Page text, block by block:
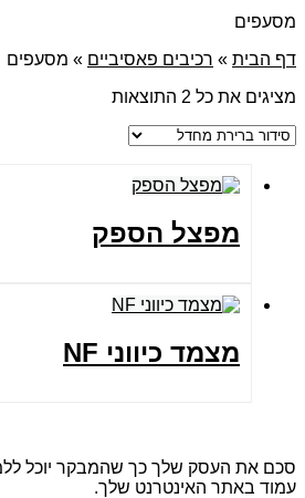
מסעפים
דף הבית » רכיבים פאסיביים » מסעפים
מציגים את כל ⁦2⁩ התוצאות
מפצל הספק
מצמד כיווני NF
סכם את העסק שלך כך שהמבקר יוכל
עמוד באתר האינטרנט שלך.